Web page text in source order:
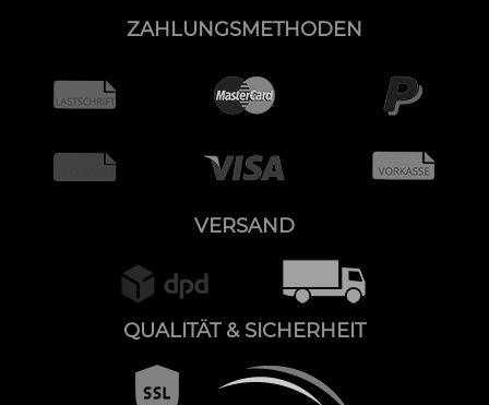
ZAHLUNGSMETHODEN
VERSAND
QUALITÄT & SICHERHEIT